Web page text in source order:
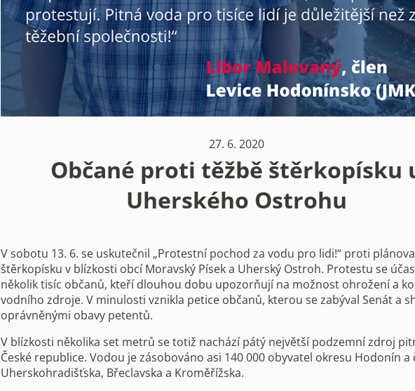
27. 6. 2020
Občané proti těžbě štěrkopísku
Uherského Ostrohu
V sobotu 13. 6. se uskutečnil „Protestní pochod za vodu pro lidi!“ proti
štěrkopísku v blízkosti obcí Moravský Písek a Uherský Ostroh. Protestu se
několik tisíc občanů, kteří dlouhou dobu upozorňují na možnost ohrožení a
vodního zdroje. V minulosti vznikla petice občanů, kterou se zabýval Senát a
oprávněnými obavy petentů.
V blízkosti několika set metrů se totiž nachází pátý největší podzemní zdroj
České republice. Vodou je zásobováno asi 140 000 obyvatel okresu Hodonín a
Uherskohradišťska, Břeclavska a Kroměřížska.